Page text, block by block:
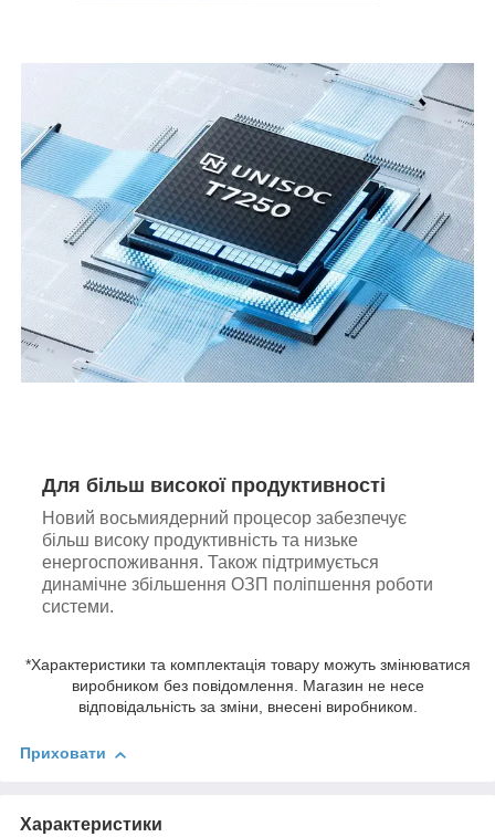
Для більш високої продуктивності
Новий восьмиядерний процесор забезпечує
більш високу продуктивність та низьке
енергоспоживання. Також підтримується
динамічне збільшення ОЗП поліпшення роботи
системи.
*Характеристики та комплектація товару можуть змінюватися
виробником без повідомлення. Магазин не несе
відповідальність за зміни, внесені виробником.
Приховати
Характеристики